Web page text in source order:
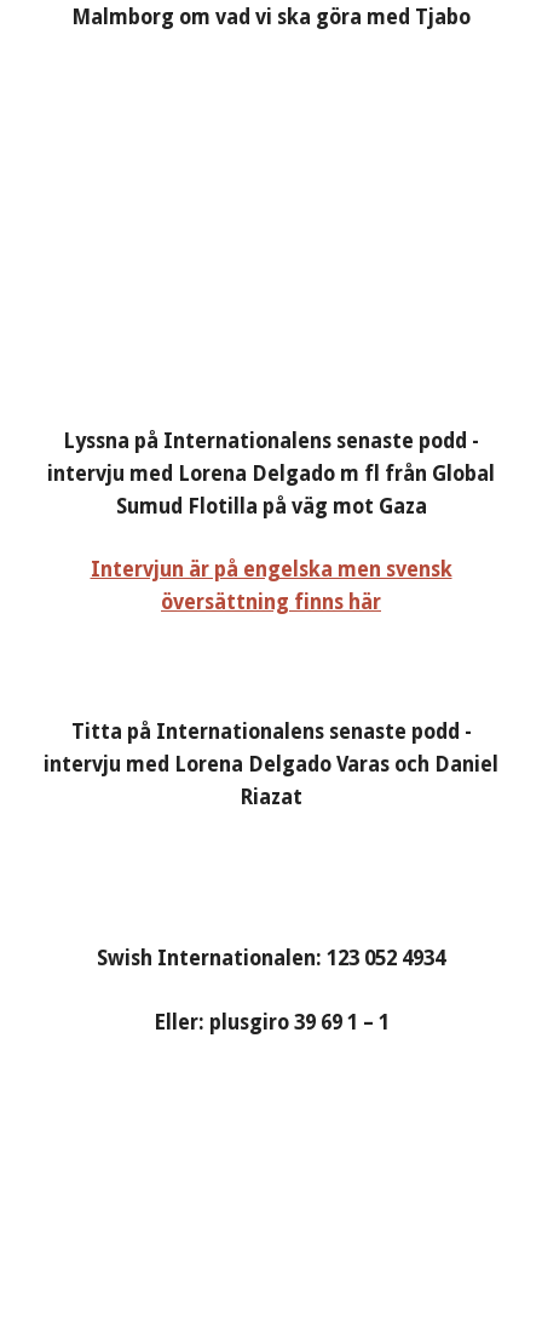
Malmborg om vad vi ska göra med Tjabo
Lyssna på Internationalens senaste podd -
intervju med Lorena Delgado m fl från Global
Sumud Flotilla på väg mot Gaza
Intervjun är på engelska men svensk
översättning finns här
Titta på Internationalens senaste podd -
intervju med Lorena Delgado Varas och Daniel
Riazat
Swish Internationalen: 123 052 4934
Eller: plusgiro 39 69 1 – 1